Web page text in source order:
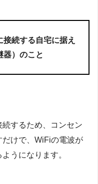
続する自宅に据え
器）のこと
するため、コンセン
だけで、WiFiの電波が
うになります。